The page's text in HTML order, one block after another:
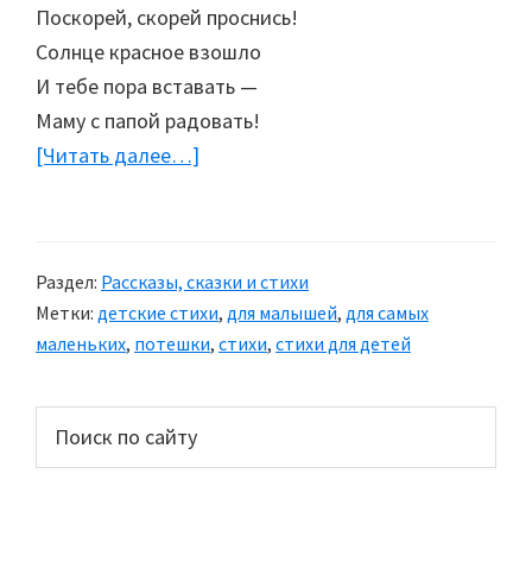
Поскорей, скорей проснись!
Солнце красное взошло
И тебе пора вставать —
Маму с папой радовать!
[Читать далее…]
Раздел: Рассказы, сказки и стихи
Метки: детские стихи, для малышей, для самых
маленьких, потешки, стихи, стихи для детей
Основной
сайдбар